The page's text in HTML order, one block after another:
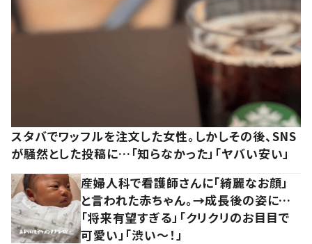
スタバでワッフルを注文した女性。しかしその後、SNS
が騒然とした投稿に…「知らなかった」「ヤバい安い」
産婦人科で看護師さんに「綺麗なお顔」
と言われた赤ちゃん。→成長後の姿に…
「将来有望すぎる」「クリクリのお目目で
可愛い」「渋い～！」